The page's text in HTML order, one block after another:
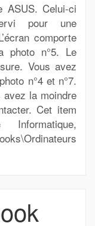
ASUS. Celui-ci
pour une
comporte
photo n°5. Le
Vous avez
n°4 et n°7.
avez la moindre
Cet item